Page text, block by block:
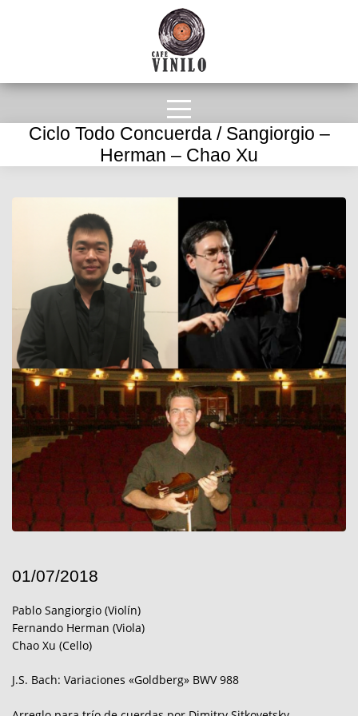
Ciclo Todo Concuerda / Sangiorgio –
Herman – Chao Xu
01/07/2018
Pablo Sangiorgio (Violín)
Fernando Herman (Viola)
Chao Xu (Cello)
J.S. Bach: Variaciones «Goldberg» BWV 988